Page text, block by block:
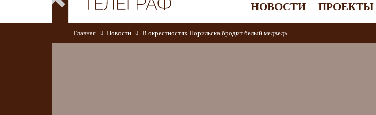
НОВОСТИ ПРОЕКТЫ
Главная Новости В окрестностях Норильска бродит белый медведь